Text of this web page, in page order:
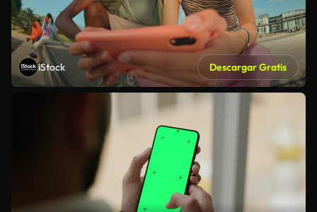
iStock Descargar Gratis